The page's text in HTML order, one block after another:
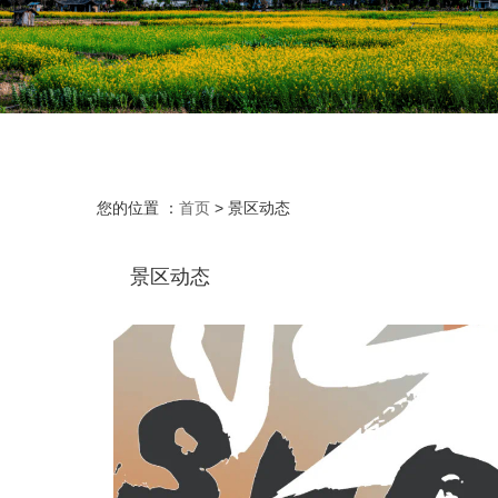
您的位置 ： 首页 > 景区动态
景区动态